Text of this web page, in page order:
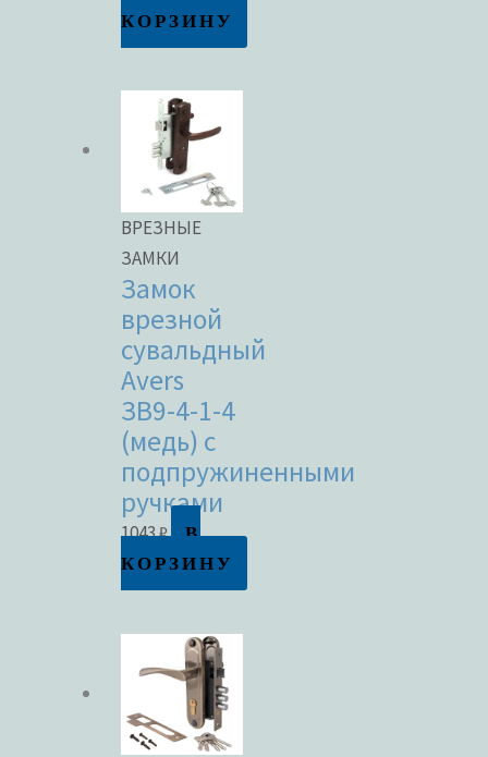
КОРЗИНУ
ВРЕЗНЫЕ
ЗАМКИ
Замок
врезной
сувальдный
Avers
ЗВ9-4-1-4
(медь) с
подпружиненными
ручками
1043₽
В
КОРЗИНУ